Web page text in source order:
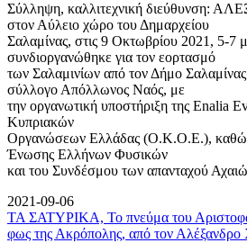
Σύλληψη, καλλιτεχνική
στον Αύλειο χώρο του Δημαρχείου
Σαλαμίνας, στις 9 Οκτωβρίου 2021, 5-7
συνδιοργανώθηκε για τον εορτασμό
των Σαλαμινίων από τον Δήμο Σαλαμίνας
σύλλογο Απόλλωνος Ναός, με
την οργανωτική υποστήριξη της Enalia
Κυπριακών
Οργανώσεων Ελλάδας (Ο.Κ.Ο.Ε.), καθώς
Ένωσης Ελλήνων Φυσικών
και του Συνδέσμου των απανταχού
2021-09-06
ΤΑ ΣΑΤΥΡΙΚΑ, Το πνεύμα του
φως της Ακρόπολης, από τον